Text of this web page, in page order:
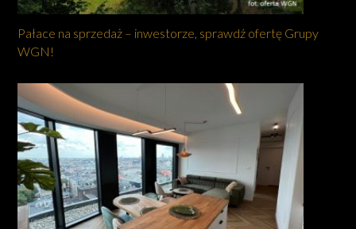
Pałace na sprzedaż – inwestorze, sprawdź ofertę Grupy
WGN!